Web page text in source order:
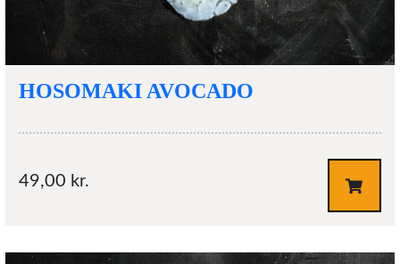
HOSOMAKI AVOCADO
49,00 kr.